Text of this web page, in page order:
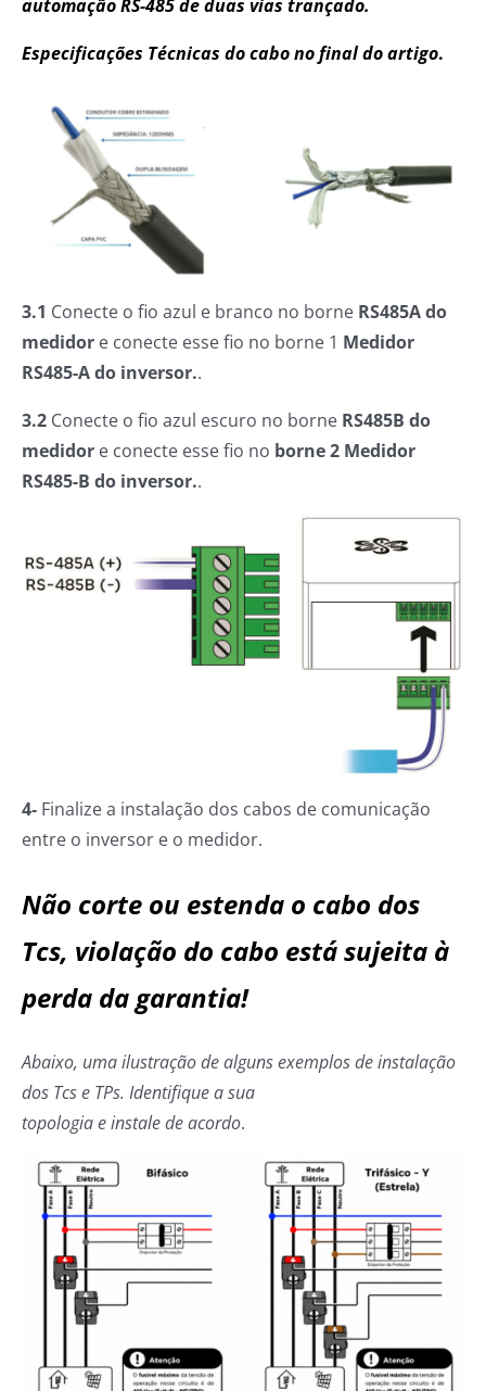
automação RS-485 de duas vias trançado.
Especificações Técnicas do cabo no final do artigo.
3.1 Conecte o fio azul e branco no borne RS485A do
medidor e conecte esse fio no borne 1 Medidor
RS485-Ado inversor..
3.2 Conecte o fio azul escuro no borne RS485B do
medidor e conecte esse fio no borne 2 Medidor
RS485-B do inversor..
4- Finalize a instalação dos cabos de comunicação
entre o inversor e o medidor.
Não corte ou estenda o cabo dos
Tcs, violação do cabo está sujeita à
perda da garantia!
Abaixo, uma ilustração de alguns exemplos de instalação
dos Tcs e TPs. Identifique a sua
topologia e instale de acordo.